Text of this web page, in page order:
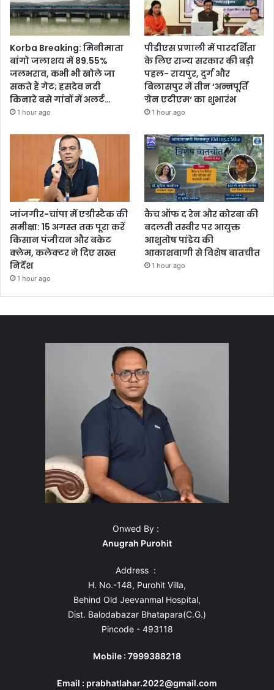
Korba Breaking: मिनीमाता
बांगो जलाशय में 89.55%
जलभराव, कभी भी खोले जा
सकते हैं गेट; हसदेव नदी
किनारे बसे गांवों में अलर्ट…
1 hour ago
पीडीएस प्रणाली में पारदर्शिता
के लिए राज्य सरकार की बड़ी
पहल- रायपुर, दुर्ग और
बिलासपुर में तीन ‘अन्नपूर्ति
ग्रेन एटीएम‘ का शुभारंभ
1 hour ago
जांजगीर-चांपा में एग्रीस्टैक की
समीक्षा: 15 अगस्त तक पूरा करें
किसान पंजीयन और बकेट
क्लेम, कलेक्टर ने दिए सख्त
निर्देश
1 hour ago
कैच ऑफ द रेन और कोरबा की
बदलती तस्वीर पर आयुक्त
आशुतोष पांडेय की
आकाशवाणी से विशेष बातचीत
1 hour ago
Onwed By :
Anugrah Purohit
Address :
H. No.-148, Purohit Villa,
Behind Old Jeevanmal Hospital,
Dist. Balodabazar Bhatapara(C.G.)
Pincode - 493118
Mobile : 7999388218
Email : prabhatlahar.2022@gmail.com